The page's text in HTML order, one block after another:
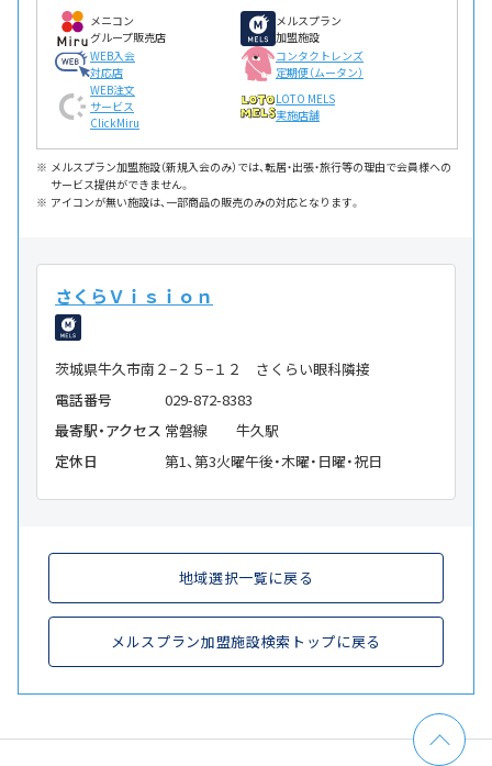
メニコン
グループ販売店
メルスプラン
加盟施設
WEB入会
対応店
コンタクトレンズ
定期便（ムータン）
WEB注文
サービス
ClickMiru
LOTO MELS
実施店舗
メルスプラン加盟施設（新規入会のみ）では、転居・出張・旅行等の理由で会員様への
サービス提供ができません。
アイコンが無い施設は、一部商品の販売のみの対応となります。
さくらＶｉｓｉｏｎ
茨城県牛久市南２−２５−１２ さくらい眼科隣接
電話番号
029-872-8383
最寄駅・アクセス 常磐線 牛久駅
定休日
第1、第3火曜午後・木曜・日曜・祝日
地域選択一覧に戻る
メルスプラン加盟施設検索トップに戻る